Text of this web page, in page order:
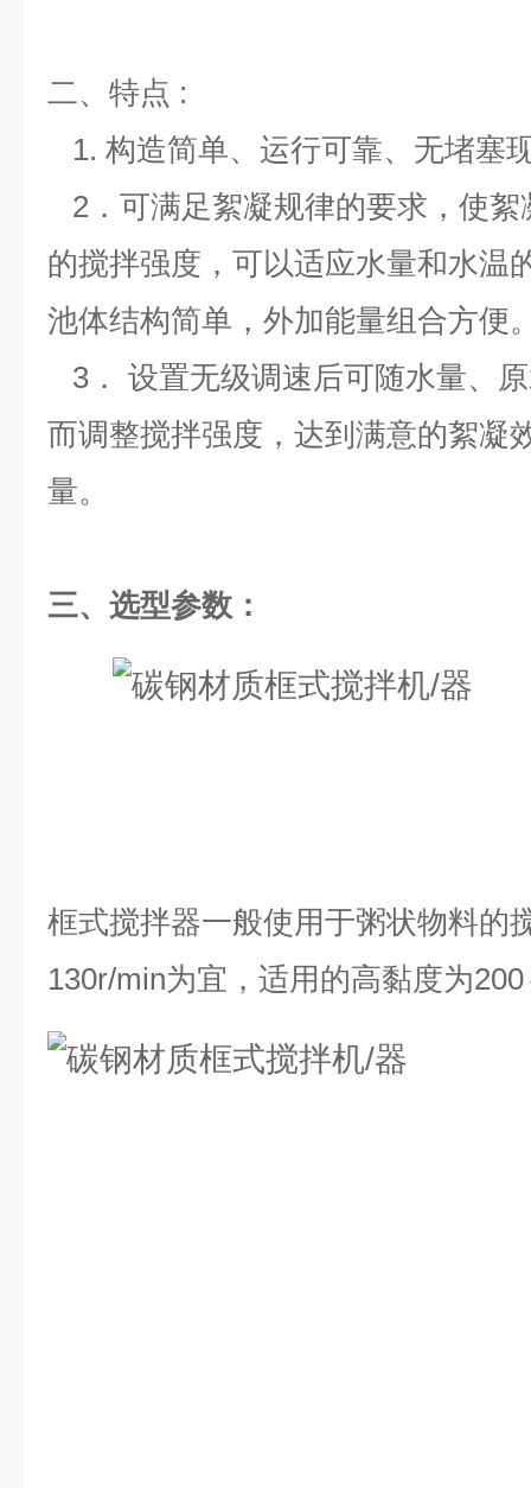
二、特点 :
1. 构造简单、运行可靠、无堵塞
2 ．可满足絮凝规律的要求，使
的搅拌强度，可以适应水量和水温
池体结构简单，外加能量组合方便
3 ． 设置无级调速后可随水量、
而调整搅拌强度，达到满意的絮凝
量。
三、选型参数：
框式搅拌器一般使用于粥状物料的
130r/min为宜，适用的高黏度为200